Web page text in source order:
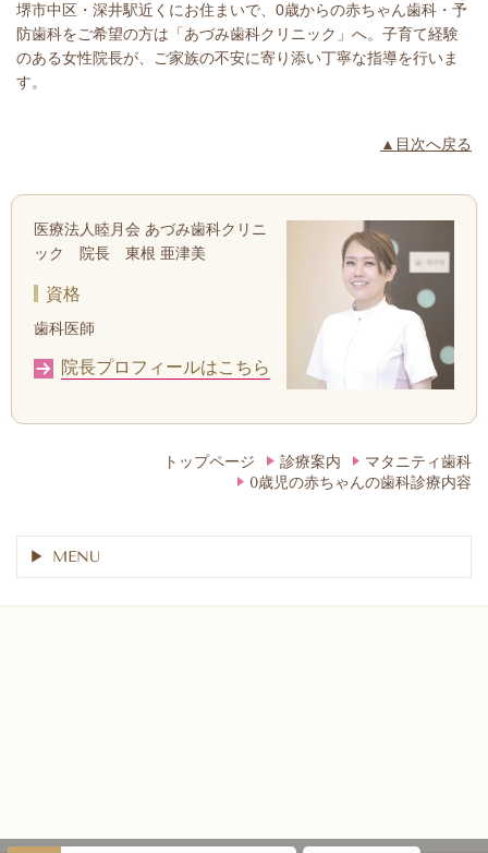
堺市中区・深井駅近くにお住まいで、0歳からの赤ちゃん歯科・予
防歯科をご希望の方は「あづみ歯科クリニック」へ。子育て経験
のある女性院長が、ご家族の不安に寄り添い丁寧な指導を行いま
す。
▲目次へ戻る
医療法人睦月会 あづみ歯科クリニ
ック 院長 東根 亜津美
資格
歯科医師
院長プロフィールはこちら
トップページ 診療案内
マタニティ歯科
0歳児の赤ちゃんの歯科診療内容
MENU